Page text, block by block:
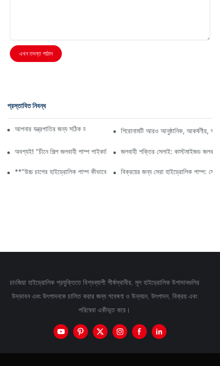
এখন তদন্ত পাঠান
প্রস্তাবিত নিবন্ধ
আপনার যন্ত্রপাতির জন্য সঠিক হাইড্রোলিক গিয়ার পাম্প নির্বাচন করা
শিরোনামটি আরও আনুষ্ঠানিক, আকর্ষণীয়,
অবশ্যই! "চীনে শিল্প জলবাহী পাম্প পাইকারি" কীওয়ার্ডের উপর ভিত্তি করে একটি নিবন্ধের
জলবাহী শক্তির সেলাই: কাস্টমাইজড জলবাহী
**"উচ্চ চাপের হাইড্রোলিক পাম্প কীভাবে শিল্প দক্ষতা বৃদ্ধি করে"**বিক্রয়ের জন্য সেরা হাইড্রোলিক পাম্প:
চাংজিয়া হাইড্রোলিক প্রযুক্তিতে বিশ্বব্যাপী শীর্ষস্থানীয়, মূল হাইড্রোলিক উপাদানগুলির
উদ্ভাবন এবং উৎপাদনকে চালিত করার জন্য গবেষণা ও উন্নয়ন, উৎপাদন, বিক্রয় এবং
পরিষেবা একীভূত করে।